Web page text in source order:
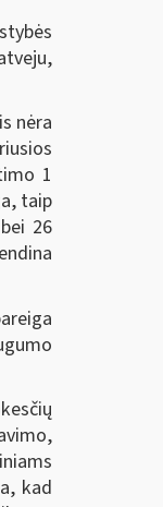
nėra
1
taip
26
kad